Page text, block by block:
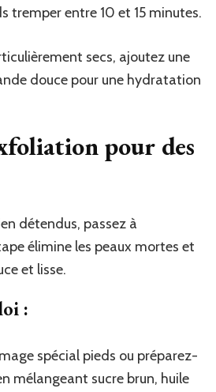
tremper entre 10 et 15 minutes.
secs, ajoutez une
douce pour une hydratation
pour des
détendus, passez à
élimine les peaux mortes et
et lisse.
:
spécial pieds ou préparez-
mélangeant sucre brun, huile